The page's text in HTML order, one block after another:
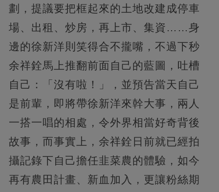
劃，提議要把框起來的土地改建成停車
場、出租、炒房，再上市、集資……身
邊的徐新洋則笑得合不攏嘴，不過下秒
余祥銓馬上推翻前面自己的藍圖，吐槽
自己：「沒有啦！」，並預告當天自己
是前輩，即將帶徐新洋來幹大事，兩人
一搭一唱的相處，令外界相當好奇背後
故事，而事實上，余祥銓日前就已經拍
攝記錄下自己擔任韭菜農的體驗，如今
再有農田計畫、新血加入，更讓粉絲期